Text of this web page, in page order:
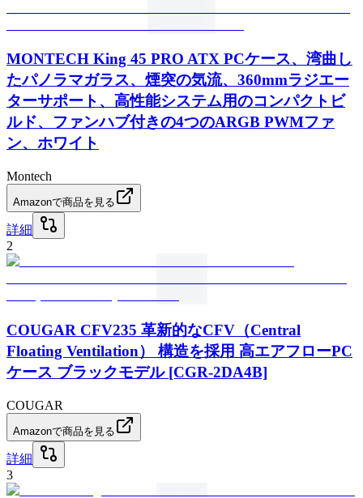
MONTECH King 45 PRO ATX PCケース、湾曲し
たパノラマガラス、煙突の気流、360mmラジエー
ターサポート、高性能システム用のコンパクトビ
ルド、ファンハブ付きの4つのARGB PWMファ
ン、ホワイト
Montech
Amazonで商品を見る
詳細
2
COUGAR CFV235 革新的なCFV（Central
Floating Ventilation） 構造を採用 高エアフローPC
ケース ブラックモデル [CGR-2DA4B]
COUGAR
Amazonで商品を見る
詳細
3